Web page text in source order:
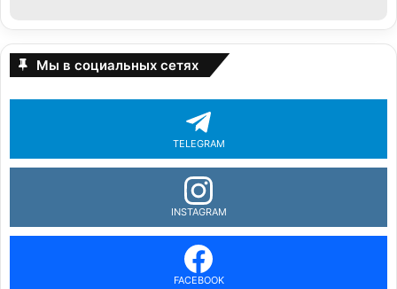
Мы в социальных сетях
TELEGRAM
INSTAGRAM
FACEBOOK